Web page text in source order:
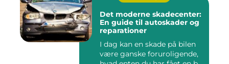
Det moderne skadecenter:
En guide til autoskader og
reparationer
I dag kan en skade på bilen
være ganske foruroligende,